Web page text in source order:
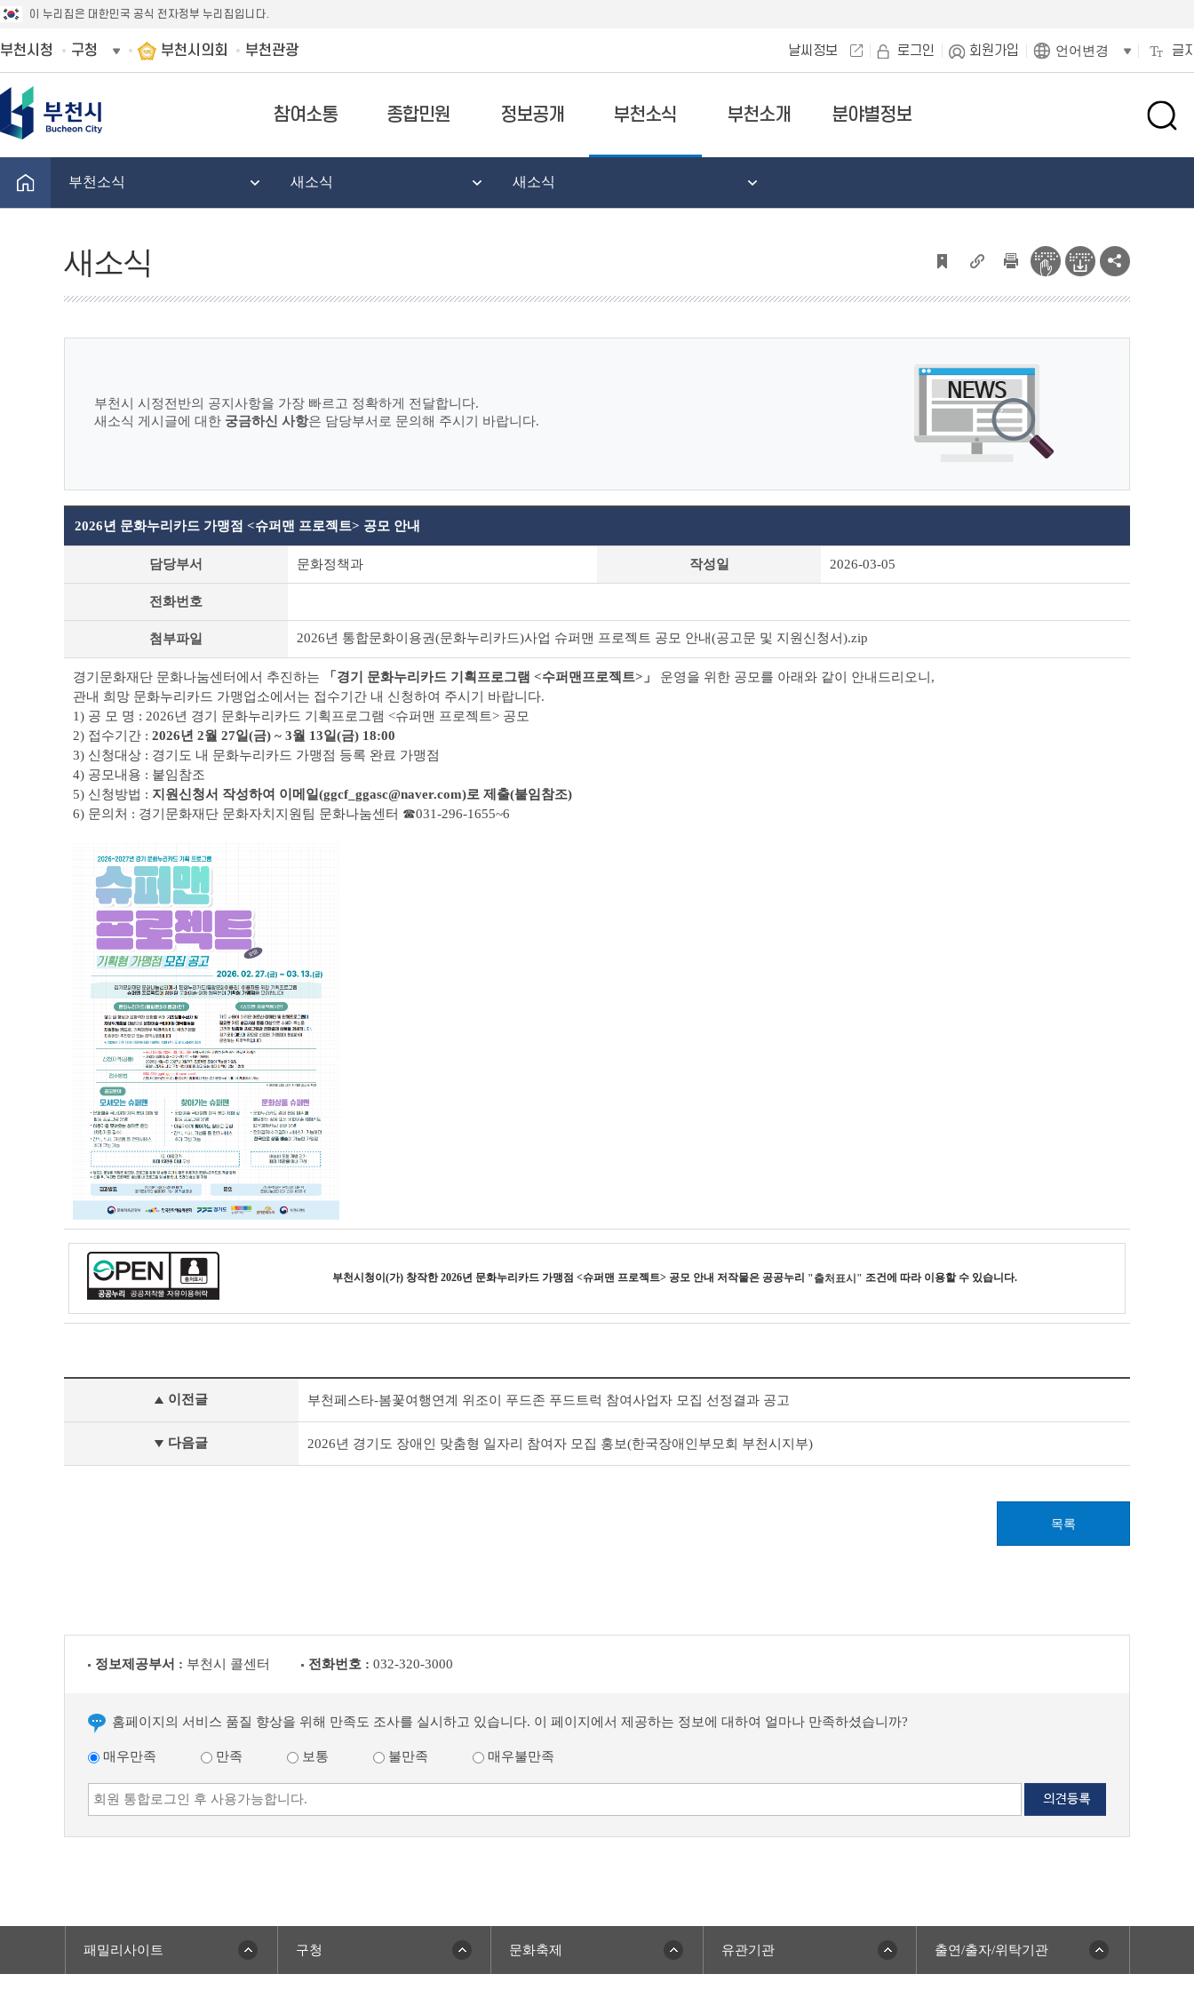
이 누리집은 대한민국 공식 전자정부 누리집입니다.
부천시청 구청 부천시의회 부천관광 날씨정보 로그인 회원가입 언어변경 글
참여소통 종합민원 정보공개 부천소식 부천소개 분야별정보
검
창
부천소식 새소식 새소식
새소식
부천시 시정전반의 공지사항을 가장 빠르고 정확하게 전달합니다.
새소식 게시글에 대한 궁금하신 사항은 담당부서로 문의해 주시기 바랍니다.
세
회
테
이
블
2026년 문화누리카드 가맹점 <슈퍼맨 프로젝트> 공모 안내
담당부서 문화정책과 작성일 2026-03-05
전화번호
첨부파일 2026년 통합문화이용권(문화누리카드)사업 슈퍼맨 프로젝트 공모 안내(공고문 및 지원신청서).zip
경기문화재단 문화나눔센터에서 추진하는 「경기 문화누리카드 기획프로그램 <수퍼맨프로젝트>」
운영을 위한 공모를 아래와 같이 안내드리오니,
관내 희망 문화누리카드 가맹업소에서는 접수기간 내 신청하여 주시기 바랍니다.
1) 공 모 명 : 2026년 경기 문화누리카드 기획프로그램 <슈퍼맨 프로젝트> 공모
2) 접수기간 : 2026년 2월 27일(금) ~ 3월 13일(금) 18:00
3) 신청대상 : 경기도 내 문화누리카드 가맹점 등록 완료 가맹점
4) 공모내용 : 붙임참조
5) 신청방법 : 지원신청서 작성하여 이메일(ggcf_ggasc@naver.com)로 제출(붙임참조)
6) 문의처 : 경기문화재단 문화자치지원팀 문화나눔센터 ☎031-296-1655~6
부천시청이(가) 창작한2026년 문화누리카드 가맹점 <슈퍼맨 프로젝트> 공모 안내 저작물은 공공누리 "출처표시" 조건에 따라 이용할 수 있습니다.
식
글
이전글 부천페스타-봄꽃여행연계 위조이 푸드존 푸드트럭 참여사업자 모집 선정결과 공고
다음글 2026년 경기도 장애인 맞춤형 일자리 참여자 모집 홍보(한국장애인부모회 부천시지부)
목록
정보제공부서 : 부천시 콜센터 전화번호 : 032-320-3000
홈페이지의 서비스 품질 향상을 위해 만족도 조사를 실시하고 있습니다. 이 페이지에서 제공하는 정보에 대하여 얼마나 만족하셨습니까?
매우만족 만족 보통 불만족 매우불만족
패밀리사이트 구청 문화축제 유관기관 출연/출자/위탁기관